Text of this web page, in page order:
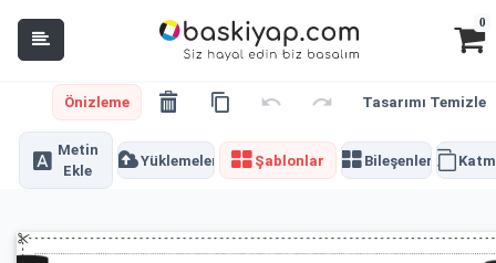
0
Önizleme Tasarımı Temizle
Metin
Ekle
Yüklemeler Şablonlar Bileşenler